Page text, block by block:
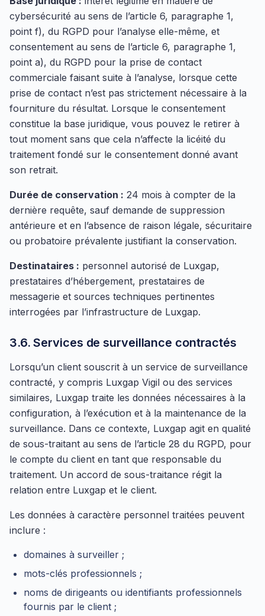
cybersécurité au sens de l’article 6, paragraphe 1,
point f), du RGPD pour l’analyse elle-même, et
consentement au sens de l’article 6, paragraphe 1,
point a), du RGPD pour la prise de contact
commerciale faisant suite à l’analyse, lorsque cette
prise de contact n’est pas strictement nécessaire à la
fourniture du résultat. Lorsque le consentement
constitue la base juridique, vous pouvez le retirer à
tout moment sans que cela n’affecte la licéité du
traitement fondé sur le consentement donné avant
son retrait.
Durée de conservation : 24 mois à compter de la
dernière requête, sauf demande de suppression
antérieure et en l’absence de raison légale, sécuritaire
ou probatoire prévalente justifiant la conservation.
Destinataires : personnel autorisé de Luxgap,
prestataires d’hébergement, prestataires de
messagerie et sources techniques pertinentes
interrogées par l’infrastructure de Luxgap.
3.6. Services de surveillance contractés
Lorsqu’un client souscrit à un service de surveillance
contracté, y compris Luxgap Vigil ou des services
similaires, Luxgap traite les données nécessaires à la
configuration, à l’exécution et à la maintenance de la
surveillance. Dans ce contexte, Luxgap agit en qualité
de sous-traitant au sens de l’article 28 du RGPD, pour
le compte du client en tant que responsable du
traitement. Un accord de sous-traitance régit la
relation entre Luxgap et le client.
Les données à caractère personnel traitées peuvent
inclure :
domaines à surveiller ;
mots-clés professionnels ;
noms de dirigeants ou identifiants professionnels
fournis par le client ;